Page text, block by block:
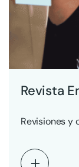
Revista
Revisiones y